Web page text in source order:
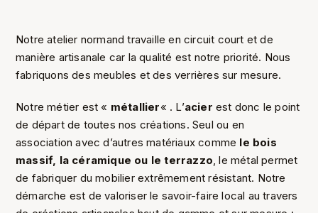
Notre atelier normand travaille en circuit court et de
manière artisanale car la qualité est notre priorité. Nous
fabriquons des meubles et des verrières sur mesure.
Notre métier est « métallier« . L’acier est donc le point
de départ de toutes nos créations. Seul ou en
association avec d’autres matériaux comme le bois
massif, la céramique ou le terrazzo , le métal permet
de fabriquer du mobilier extrêmement résistant. Notre
démarche est de valoriser le savoir-faire local au travers